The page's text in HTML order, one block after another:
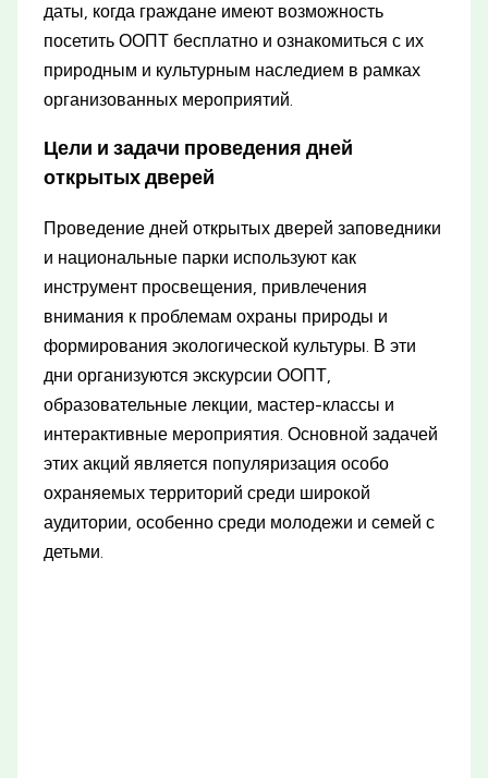
даты, когда граждане имеют возможность
посетить ООПТ бесплатно и ознакомиться с их
природным и культурным наследием в рамках
организованных мероприятий.
Цели и задачи проведения дней
открытых дверей
Проведение дней открытых дверей заповедники
и национальные парки используют как
инструмент просвещения, привлечения
внимания к проблемам охраны природы и
формирования экологической культуры. В эти
дни организуются экскурсии ООПТ,
образовательные лекции, мастер-классы и
интерактивные мероприятия. Основной задачей
этих акций является популяризация особо
охраняемых территорий среди широкой
аудитории, особенно среди молодежи и семей с
детьми.